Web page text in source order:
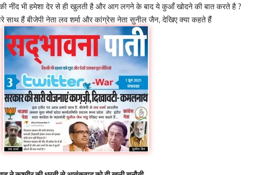
की नींद भी हमेशा देर से ही खुलती है और आग लगने के बाद ये कुआँ खोदने की बात करते है ?
साथ हैं बीजेपी नेता लव शर्मा और कांग्रेस नेता सुनील जैन, देखिए क्या कहते हैंं